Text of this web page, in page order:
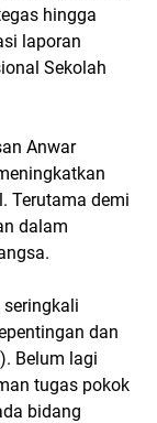
hingga
laporan
Sekolah
Anwar
Terutama demi
dalam
dan
Belum lagi
tugas pokok
bidang